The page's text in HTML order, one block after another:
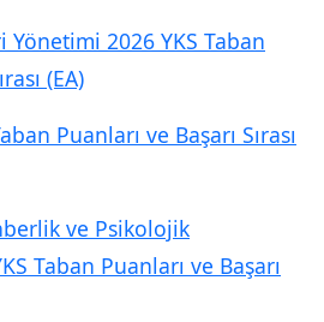
2026 YKS Taban
(EA)
Puanları ve Başarı Sırası
ve Psikolojik
Taban Puanları ve Başarı